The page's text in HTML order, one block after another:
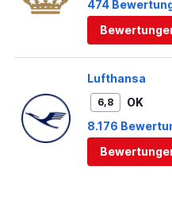
474
Lufthansa
6,8
OK
8.176